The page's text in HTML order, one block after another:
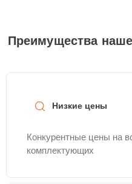
Преимущества
Низкие цены
Конкурентные цены на
комплектующих